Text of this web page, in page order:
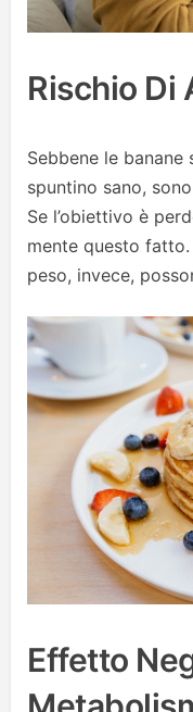
Rischio Di
Sebbene le
spuntino sano,
Se l’obiettivo è
mente questo
peso, invece,
Effetto